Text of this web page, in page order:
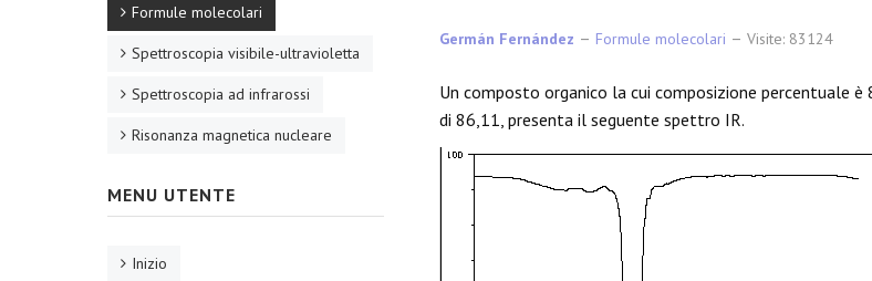
Germán Fernández Formule molecolari Visite: 83124
Un composto organico la cui composizione percentuale
di 86,11, presenta il seguente spettro IR.
Formule molecolari
Spettroscopia visibile-ultravioletta
Spettroscopia ad infrarossi
Risonanza magnetica nucleare
MENU UTENTE
Inizio